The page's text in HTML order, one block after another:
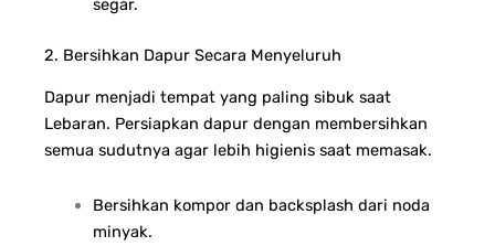
segar.
2. Bersihkan Dapur Secara Menyeluruh
Dapur menjadi tempat yang paling sibuk saat
Lebaran. Persiapkan dapur dengan membersihkan
semua sudutnya agar lebih higienis saat memasak.
Bersihkan kompor dan backsplash dari noda
minyak.